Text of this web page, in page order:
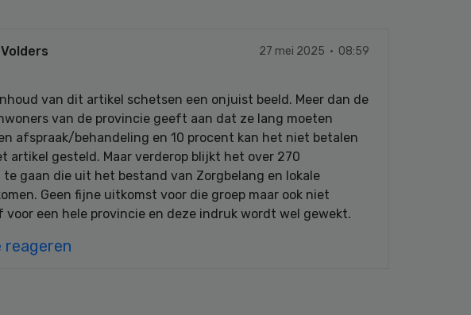
27 mei 2025 · 08:59
van dit artikel schetsen een onjuist beeld. Meer dan de
van de provincie geeft aan dat ze lang moeten
afspraak/behandeling en 10 procent kan het niet betalen
artikel gesteld. Maar verderop blijkt het over 270
gaan die uit het bestand van Zorgbelang en lokale
Geen fijne uitkomst voor die groep maar ook niet
voor een hele provincie en deze indruk wordt wel gewekt.
reageren